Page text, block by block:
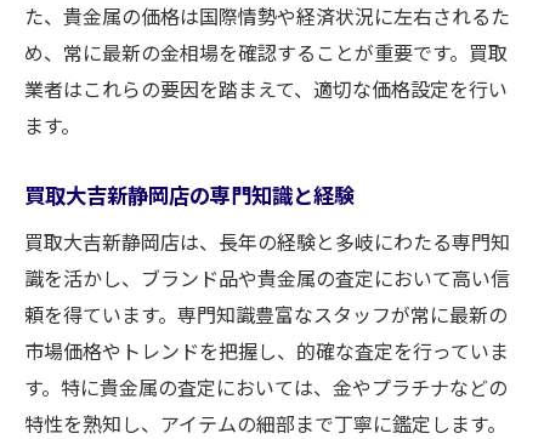
た、貴金属の価格は国際情勢や経済状況に左右されるた
め、常に最新の金相場を確認することが重要です。買取
業者はこれらの要因を踏まえて、適切な価格設定を行い
ます。
買取大吉新静岡店の専門知識と経験
買取大吉新静岡店は、長年の経験と多岐にわたる専門知
識を活かし、ブランド品や貴金属の査定において高い信
頼を得ています。専門知識豊富なスタッフが常に最新の
市場価格やトレンドを把握し、的確な査定を行っていま
す。特に貴金属の査定においては、金やプラチナなどの
特性を熟知し、アイテムの細部まで丁寧に鑑定します。